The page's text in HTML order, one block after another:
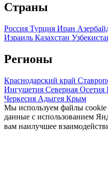
Страны
Россия Турция Иран
Израиль Казахстан
Регионы
Краснодарский край
Ингушетия Северная Осетия
Черкесия Адыгея Крым
Мы используем файлы cookie
данные с использованием
вам наилучшее